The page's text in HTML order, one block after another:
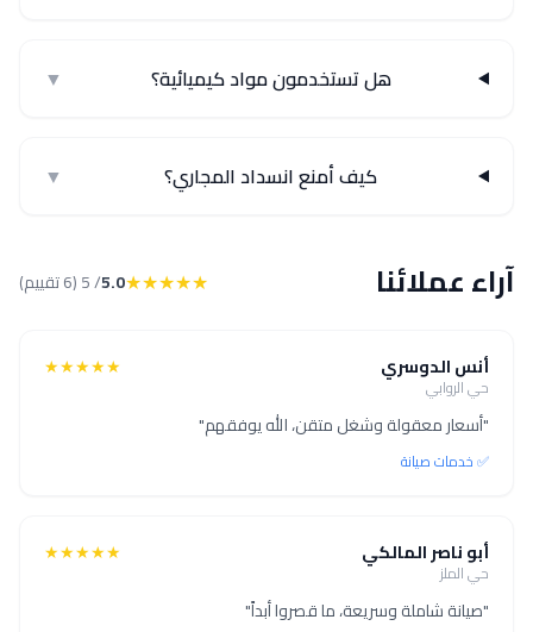
هل تستخدمون مواد كيميائية؟ ▼
كيف أمنع انسداد المجاري؟ ▼
آراء عملائنا ★★★★★
5.0/ 5 (6 تقييم)
أنس الدوسري
حي الروابي
★★★★★
"أسعار معقولة وشغل متقن، الله يوفقهم"
✅ خدمات صيانة
أبو ناصر المالكي
حي الملز
★★★★★
"صيانة شاملة وسريعة، ما قصروا أبداً"